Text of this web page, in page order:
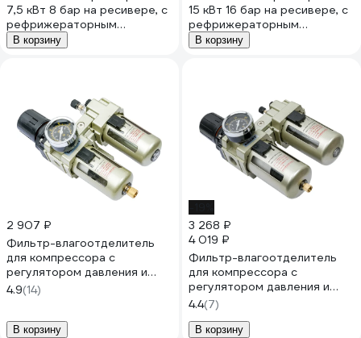
7,5 кВт 8 бар на ресивере, с
рефрижераторным
осушителем и
дополнительными
В корзину
15 кВт 16 бар на ресивере, с
рефрижераторным
осушителем и
дополнительными
В корзину
2 907 ₽
Фильтр-влагоотделитель
для компрессора с
регулятором давления и
лубрикатором (1/4"; 1700 л/
мин; 10 бар) Gigant
4.9(14)
В корзину
3 268 ₽
4 019 ₽
Фильтр-влагоотделитель
для компрессора с
регулятором давления и
лубрикатором (1/2"; 3000 л/
мин; 10 бар) Gigant
GAC4010-04
4.4(7)
В корзину